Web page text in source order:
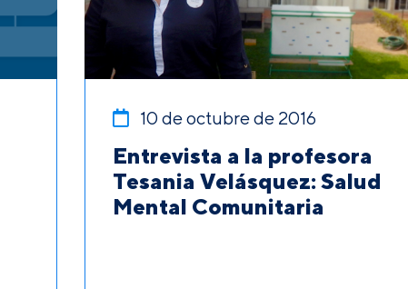
10 de octubre de 2016
Entrevista a la profesora
Tesania Velásquez: Salud
Mental Comunitaria